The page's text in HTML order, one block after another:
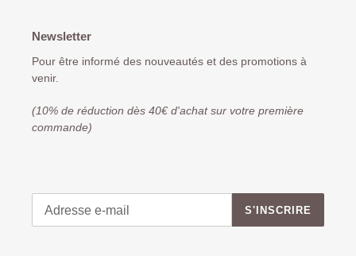
Newsletter
Pour être informé des nouveautés et des promotions à
venir.
(10% de réduction dès 40€ d'achat sur votre première
commande)
S'INSCRIRE